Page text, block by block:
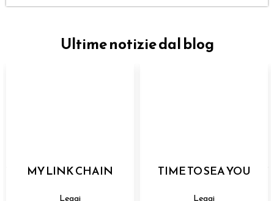
Ultime notizie dal blog
MY LINK CHAIN
Leggi
TIME TO SEA YOU
Leggi